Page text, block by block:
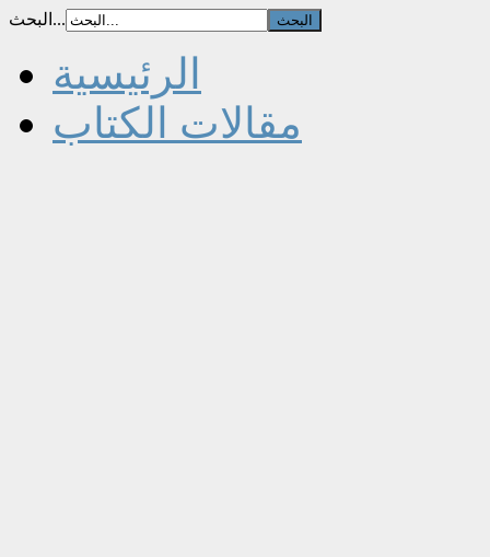
البحث...
الرئيسية
مقالات الكتاب